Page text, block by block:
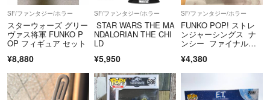
＊梱包に関して
通常サイズのPOPはプチプチにダンボールに梱包して郵送致します。
＊ご入金に関して
原則48時間以内にご入金がない場合はキャンセルさせて頂きます。
＊配送に関して
SF/ファンタジー/ホラー
スターウォーズ グリー
ヴァス将軍 FUNKO P
OP フィギュア セット
¥8,880
SF/ファンタジー/ホラー
STAR WARS THE MA
NDALORIAN THE CHI
LD
¥5,950
SF/ファンタジー/ホラー
FUNKO POP! ストレ
ンジャーシングス ナ
ンシー ファイナルシ
¥4,380